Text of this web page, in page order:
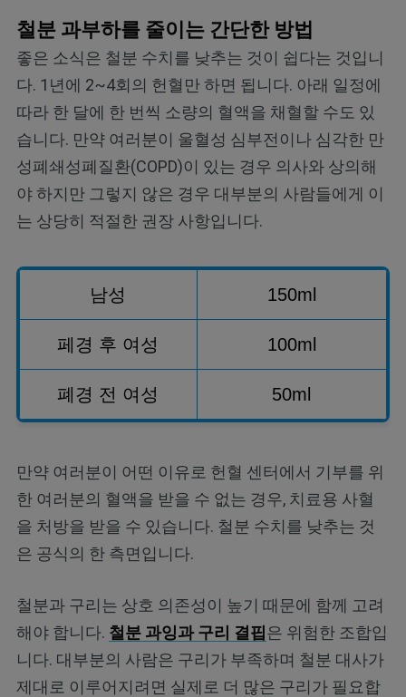
철분 과부하를 줄이는 간단한 방법
좋은 소식은 철분 수치를 낮추는 것이 쉽다는 것입니
다. 1년에 2~4회의 헌혈만 하면 됩니다. 아래 일정에
따라 한 달에 한 번씩 소량의 혈액을 채혈할 수도 있
습니다. 만약 여러분이 울혈성 심부전이나 심각한 만
성폐쇄성폐질환(COPD)이 있는 경우 의사와 상의해
야 하지만 그렇지 않은 경우 대부분의 사람들에게 이
는 상당히 적절한 권장 사항입니다.
남성 150ml
페경 후 여성 100ml
폐경 전 여성 50ml
만약 여러분이 어떤 이유로 헌혈 센터에서 기부를 위
한 여러분의 혈액을 받을 수 없는 경우, 치료용 사혈
을 처방을 받을 수 있습니다. 철분 수치를 낮추는 것
은 공식의 한 측면입니다.
철분과 구리는 상호 의존성이 높기 때문에 함께 고려
해야 합니다. 철분 과잉과 구리 결핍 은 위험한 조합입
니다. 대부분의 사람은 구리가 부족하며 철분 대사가
제대로 이루어지려면 실제로 더 많은 구리가 필요합